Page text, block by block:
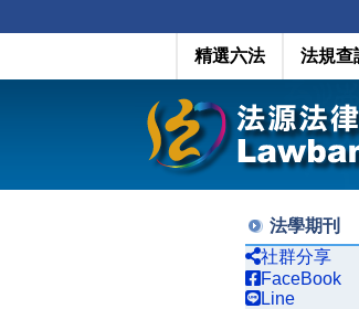
精選六法 法規查
法學期刊
社群分享
FaceBook
Line